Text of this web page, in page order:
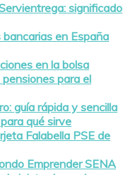
significado
en España
en la bolsa
para el
guía rápida y sencilla
qué sirve
Falabella PSE de
Emprender SENA